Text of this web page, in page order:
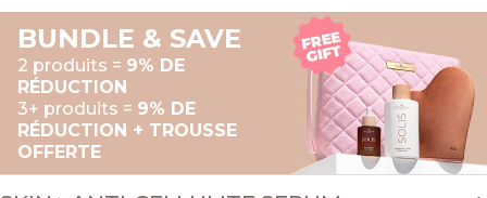
BUNDLE & SAVE
2 produits = 9% DE
RÉDUCTION
3+ produits = 9% DE
RÉDUCTION + TROUSSE
OFFERTE